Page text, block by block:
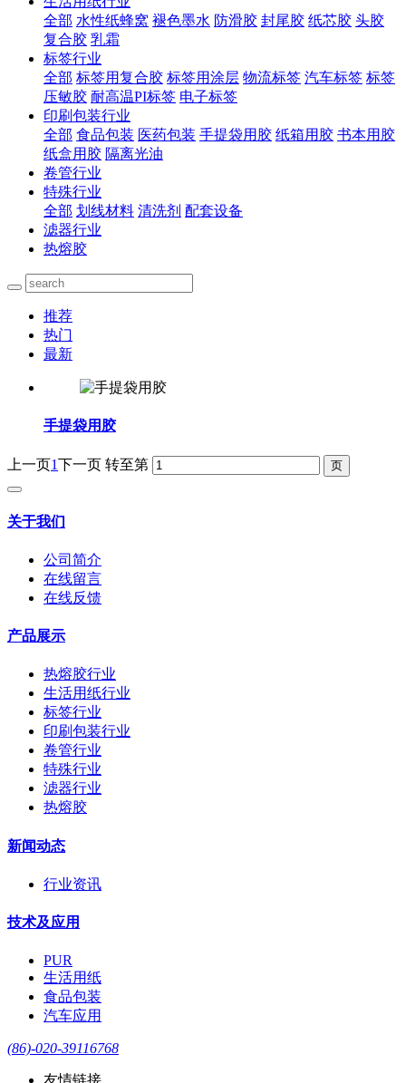
全部 水性纸蜂窝 褪色墨水 防滑胶 封尾胶 纸芯胶 头胶
复合胶 乳霜
标签行业
全部 标签用复合胶 标签用涂层 物流标签 汽车标签 标签
压敏胶 耐高温PI标签 电子标签
印刷包装行业
全部 食品包装 医药包装 手提袋用胶 纸箱用胶 书本用胶
纸盒用胶 隔离光油
卷管行业
特殊行业
全部 划线材料 清洗剂 配套设备
滤器行业
热熔胶
推荐
热门
最新
手提袋用胶
上一页1下一页 转至第
关于我们
公司简介
在线留言
在线反馈
产品展示
热熔胶行业
生活用纸行业
标签行业
印刷包装行业
卷管行业
特殊行业
滤器行业
热熔胶
新闻动态
行业资讯
技术及应用
PUR
生活用纸
食品包装
汽车应用
(86)-020-39116768
友情链接